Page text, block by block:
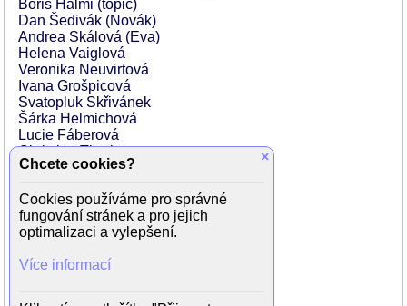
Boris Halmi (topič)
Dan Šedivák (Novák)
Andrea Skálová (Eva)
Helena Vaiglová
Veronika Neuvirtová
Ivana Grošpicová
Svatopluk Skřivánek
Šárka Helmichová
Lucie Fáberová
Christian Thuri
Filip Sirový
Irena Prokešová
Lucie Tesárková
Pavel Tarant
Martin Stejskal
×
Chcete cookies?
Cookies používáme pro správné
fungování stránek a pro jejich
optimalizaci a vylepšení.
Více informací